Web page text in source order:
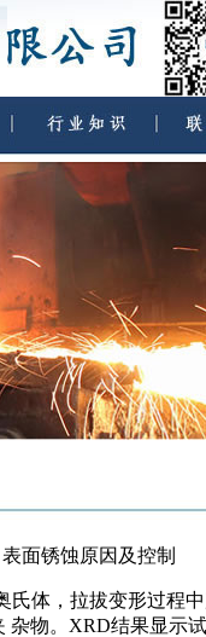
表面锈蚀原因及控制
体，拉拔变形过程
物。XRD结果显示